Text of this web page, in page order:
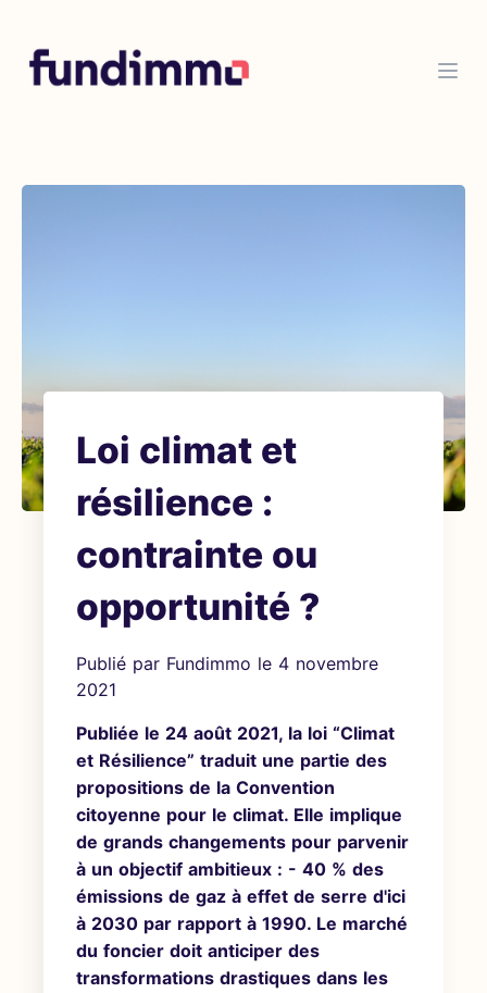
Loi climat et
résilience :
contrainte ou
opportunité ?
Publié par Fundimmo le 4 novembre
2021
Publiée le 24 août 2021, la loi “Climat
et Résilience” traduit une partie des
propositions de la Convention
citoyenne pour le climat. Elle implique
de grands changements pour parvenir
à un objectif ambitieux : - 40 % des
émissions de gaz à effet de serre d'ici
à 2030 par rapport à 1990. Le marché
du foncier doit anticiper des
transformations drastiques dans les